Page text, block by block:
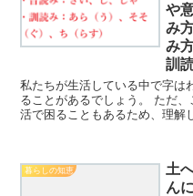
や
み
み
訓
私たちが生活している中で字は
ることがあるでしょう。 ただ
活で困ることもあるため、理解
暮らしの知恵
土
ん